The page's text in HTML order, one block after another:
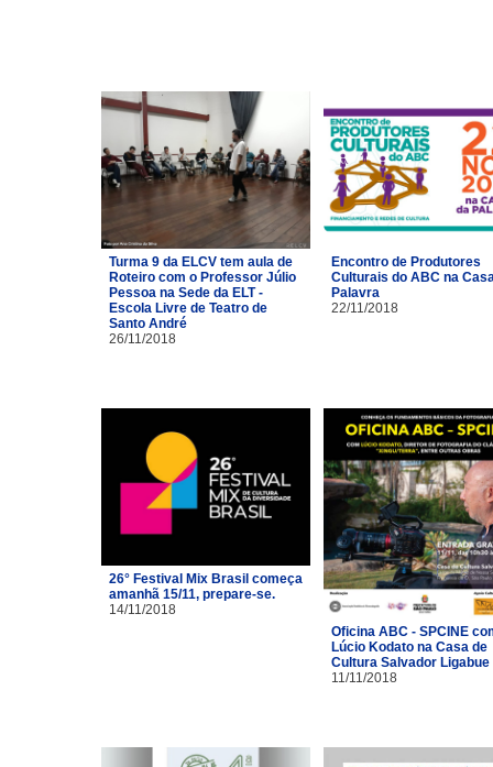
Turma 9 da ELCV tem aula de
Roteiro com o Professor Júlio
Pessoa na Sede da ELT -
Escola Livre de Teatro de
Santo André
26/11/2018
Encontro de Produtores
Culturais do ABC na
Palavra
22/11/2018
26° Festival Mix Brasil começa
amanhã 15/11, prepare-se.
14/11/2018
Oficina ABC - SPCINE
Lúcio Kodato na Casa de
Cultura Salvador Ligabue
11/11/2018